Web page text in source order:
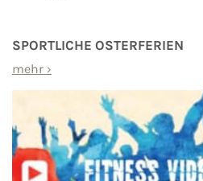
SPORTLICHE OSTERFERIEN
mehr ›